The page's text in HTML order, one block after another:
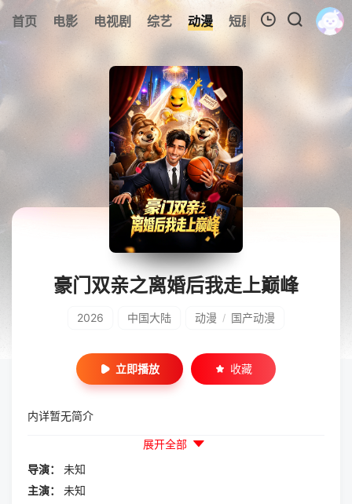
首页 电影 电视剧 综艺 动漫 短剧 今日更新
0
我的观影记录
暂无观看影片的记录
豪门双亲之离婚后我走上巅峰
2026 中国大陆 动漫 / 国产动漫
立即播放 收藏
内详暂无简介
展开全部
导演：
未知
主演：
未知